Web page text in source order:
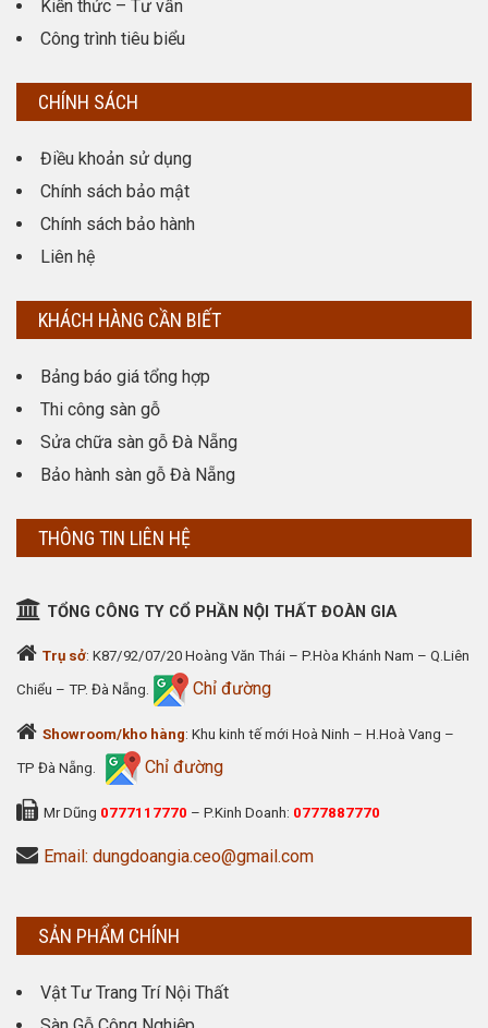
Kiến thức – Tư vấn
Công trình tiêu biểu
CHÍNH SÁCH
Điều khoản sử dụng
Chính sách bảo mật
Chính sách bảo hành
Liên hệ
KHÁCH HÀNG CẦN BIẾT
Bảng báo giá tổng hợp
Thi công sàn gỗ
Sửa chữa sàn gỗ Đà Nẵng
Bảo hành sàn gỗ Đà Nẵng
THÔNG TIN LIÊN HỆ
TỔNG CÔNG TY CỔ PHẦN NỘI THẤT ĐOÀN GIA
Trụ sở: K87/92/07/20 Hoàng Văn Thái – P.Hòa Khánh Nam – Q.Liên
Chiểu – TP. Đà Nẵng. Chỉ đường
Showroom/kho hàng: Khu kinh tế mới Hoà Ninh – H.Hoà Vang –
TP Đà Nẵng. Chỉ đường
Mr Dũng 0777117770 – P.Kinh Doanh: 0777887770
Email: dungdoangia.ceo@gmail.com
SẢN PHẨM CHÍNH
Vật Tư Trang Trí Nội Thất